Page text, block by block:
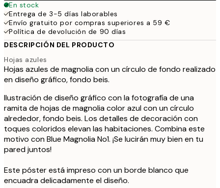
En stock
Entrega de 3-5 días laborables
Envío gratuito por compras superiores a 59 €
Política de devolución de 90 días
DESCRIPCIÓN DEL PRODUCTO
Hojas azules
Hojas azules de magnolia con un círculo de fondo realizado
en diseño gráfico, fondo beis.
Ilustración de diseño gráfico con la fotografía de una
ramita de hojas de magnolia color azul con un círculo
alrededor, fondo beis. Los detalles de decoración con
toques coloridos elevan las habitaciones. Combina este
motivo con Blue Magnolia No1. ¡Se lucirán muy bien en tu
pared juntos!
Este póster está impreso con un borde blanco que
encuadra delicadamente el diseño.